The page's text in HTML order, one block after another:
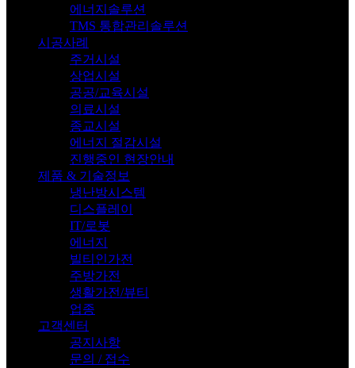
에너지솔루션
TMS 통합관리솔루션
시공사례
주거시설
상업시설
공공/교육시설
의료시설
종교시설
에너지 절감시설
진행중인 현장안내
제품 & 기술정보
냉난방시스템
디스플레이
IT/로봇
에너지
빌티인가전
주방가전
생활가전/뷰티
업종
고객센터
공지사항
문의 / 접수